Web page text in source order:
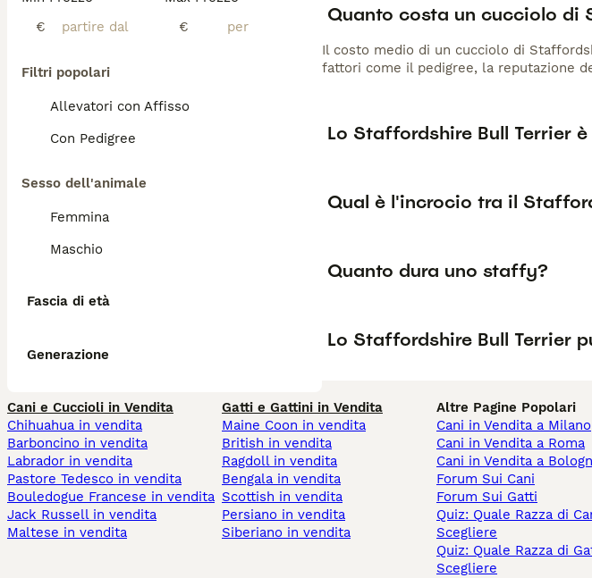
€
€
Filtri popolari
Allevatori con Affisso
Con Pedigree
Sesso dell'animale
Femmina
Maschio
Fascia di età
Generazione
Quanto costa un cucciolo di
Il costo medio di un cucciolo di
fattori come il pedigree, la reputazione
Lo Staffordshire Bull Terrier
Qual è l'incrocio tra il
Quanto dura uno staffy?
Lo Staffordshire Bull Terrier
Cani e Cuccioli in Vendita
Chihuahua in vendita
Barboncino in vendita
Labrador in vendita
Pastore Tedesco in vendita
Bouledogue Francese in vendita
Jack Russell in vendita
Maltese in vendita
Gatti e Gattini in Vendita
Maine Coon in vendita
British in vendita
Ragdoll in vendita
Bengala in vendita
Scottish in vendita
Persiano in vendita
Siberiano in vendita
Altre Pagine Popolari
Cani in Vendita a Milano
Cani in Vendita a Roma
Cani in Vendita a
Forum Sui Cani
Forum Sui Gatti
Quiz: Quale Razza di
Scegliere
Quiz: Quale Razza di
Scegliere